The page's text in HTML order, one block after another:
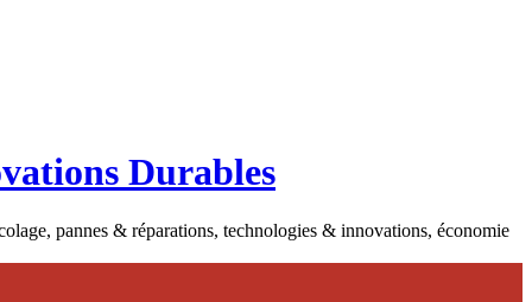
Durables
pannes & réparations, technologies & innovations, économie